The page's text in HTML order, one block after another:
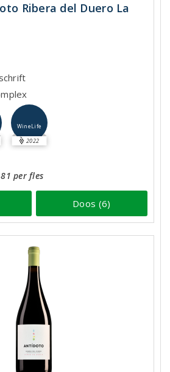
Ribera del Duero La
WineLife
2022
per fles
Doos (6)